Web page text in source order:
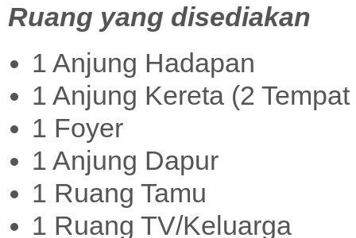
Ruang yang disediakan
1 Anjung Hadapan
1 Anjung Kereta (2
1 Foyer
1 Anjung Dapur
1 Ruang Tamu
1 Ruang TV/Keluarga